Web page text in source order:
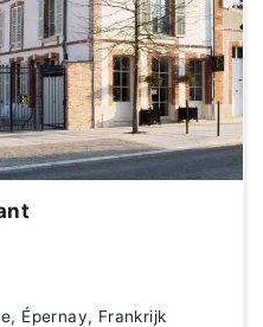
Épernay, Frankrijk